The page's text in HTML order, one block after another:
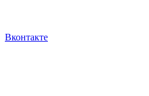
Вконтакте